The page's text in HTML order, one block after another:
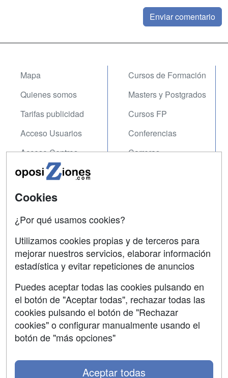
Mapa
Quienes somos
Tarifas publicidad
Acceso Usuarios
Acceso Centros
Cursos de Formación
Masters y Postgrados
Cursos FP
Conferencias
Carreras
Contactar
Copyleft
Grupo formazion:
Cookies
¿Por qué usamos cookies?
Utilizamos cookies propias y de terceros para
mejorar nuestros servicios, elaborar información
estadística y evitar repeticiones de anuncios
Puedes aceptar todas las cookies pulsando en
el botón de "Aceptar todas", rechazar todas las
cookies pulsando el botón de "Rechazar
cookies" o configurar manualmente usando el
botón de "más opciones"
Aceptar todas